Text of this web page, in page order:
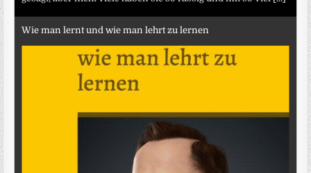
Wie man lernt und wie man lehrt zu lernen